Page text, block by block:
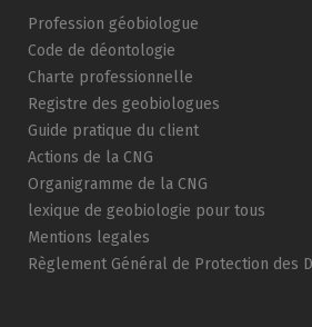
Profession géobiologue
Code de déontologie
Charte professionnelle
Registre des geobiologues
Guide pratique du client
Actions de la CNG
Organigramme de la CNG
lexique de geobiologie pour tous
Mentions legales
Règlement Général de Protection des